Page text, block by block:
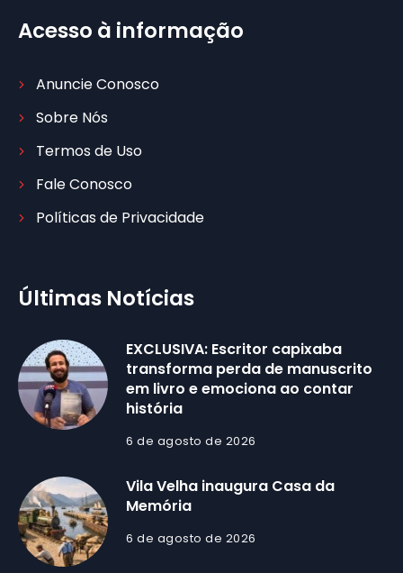
Acesso à informação
Anuncie Conosco
Sobre Nós
Termos de Uso
Fale Conosco
Políticas de Privacidade
Últimas Notícias
EXCLUSIVA: Escritor capixaba
transforma perda de manuscrito
em livro e emociona ao contar
história
6 de agosto de 2026
Vila Velha inaugura Casa da
Memória
6 de agosto de 2026